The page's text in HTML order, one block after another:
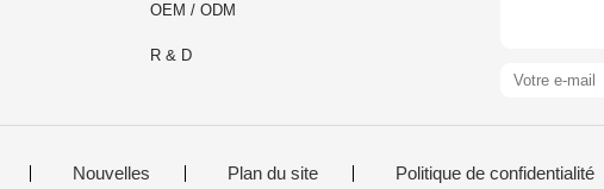
OEM / ODM
R & D
Nouvelles Plan du site Politique de confidentialité